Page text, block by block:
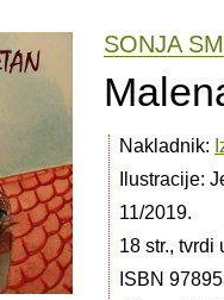
SONJA
Nakladnik:
Ilustracije:
11/2019.
18 str., tvrdi
ISBN